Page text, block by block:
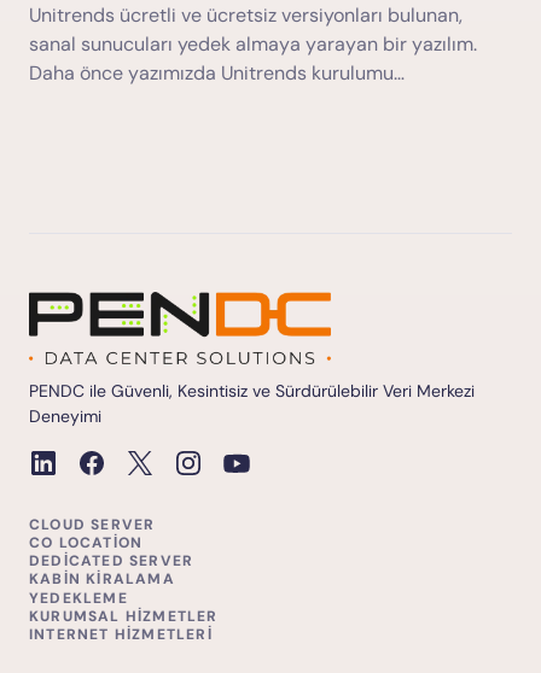
Unitrends ücretli ve ücretsiz versiyonları bulunan,
sanal sunucuları yedek almaya yarayan bir yazılım.
Daha önce yazımızda Unitrends kurulumu…
PENDC ile Güvenli, Kesintisiz ve Sürdürülebilir Veri Merkezi
Deneyimi
CLOUD SERVER
CO LOCATION
DEDICATED SERVER
KABIN KIRALAMA
YEDEKLEME
KURUMSAL HIZMETLER
INTERNET HIZMETLERI